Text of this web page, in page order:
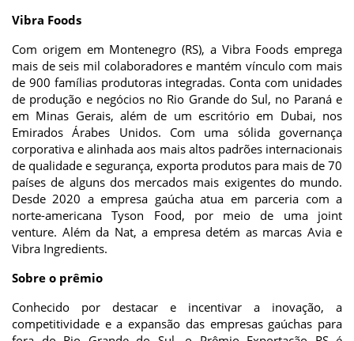
Vibra Foods
Com origem em Montenegro (RS), a Vibra Foods emprega
mais de seis mil colaboradores e mantém vínculo com mais
de 900 famílias produtoras integradas. Conta com unidades
de produção e negócios no Rio Grande do Sul, no Paraná e
em Minas Gerais, além de um escritório em Dubai, nos
Emirados Árabes Unidos. Com uma sólida governança
corporativa e alinhada aos mais altos padrões internacionais
de qualidade e segurança, exporta produtos para mais de 70
países de alguns dos mercados mais exigentes do mundo.
Desde 2020 a empresa gaúcha atua em parceria com a
norte-americana Tyson Food, por meio de uma joint
venture. Além da Nat, a empresa detém as marcas Avia e
Vibra Ingredients.
Sobre o prêmio
Conhecido por destacar e incentivar a inovação, a
competitividade e a expansão das empresas gaúchas para